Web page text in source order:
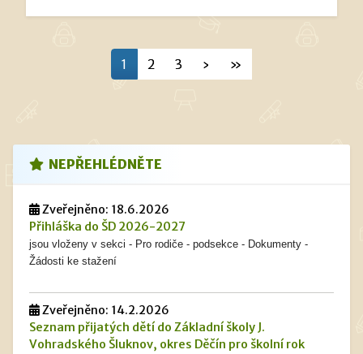
1 2 3 › »
NEPŘEHLÉDNĚTE
Zveřejněno: 18.6.2026
Přihláška do ŠD 2026-2027
jsou vloženy v sekci - Pro rodiče - podsekce - Dokumenty -
Žádosti ke stažení
Zveřejněno: 14.2.2026
Seznam přijatých dětí do Základní školy J.
Vohradského Šluknov, okres Děčín pro školní rok